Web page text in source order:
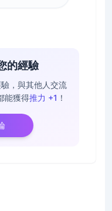
的經驗
，與其他人交流
能獲得推力 +1 ！